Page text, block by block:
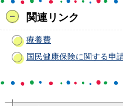
関連リンク
療養費
国民健康保険に関する申